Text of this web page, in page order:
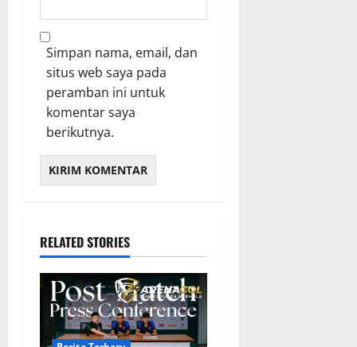
Simpan nama, email, dan
situs web saya pada
peramban ini untuk
komentar saya
berikutnya.
RELATED STORIES